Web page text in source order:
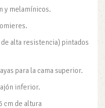
y melamínicos.
alta resistencia) pintados
para la cama superior.
inferior.
cm de altura